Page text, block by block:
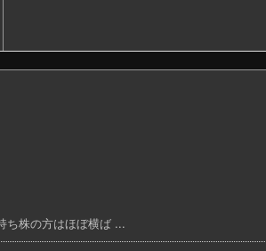
ち株の方はほぼ横ば ...